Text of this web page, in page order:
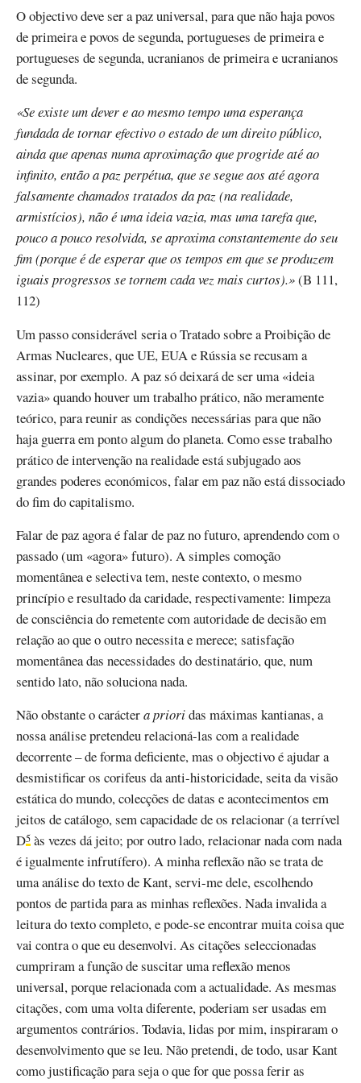
O objectivo deve ser a paz universal, para que não haja povos
de primeira e povos de segunda, portugueses de primeira e
portugueses de segunda, ucranianos de primeira e ucranianos
de segunda.
«Se existe um dever e ao mesmo tempo uma esperança
fundada de tornar efectivo o estado de um direito público,
ainda que apenas numa aproximação que progride até ao
infinito, então a paz perpétua, que se segue aos até agora
falsamente chamados tratados da paz (na realidade,
armistícios), não é uma ideia vazia, mas uma tarefa que,
pouco a pouco resolvida, se aproxima constantemente do seu
fim (porque é de esperar que os tempos em que se produzem
iguais progressos se tornem cada vez mais curtos).»(B 111,
112)
Um passo considerável seria o Tratado sobre a Proibição de
Armas Nucleares, que UE, EUA e Rússia se recusam a
assinar, por exemplo. A paz só deixará de ser uma «ideia
vazia» quando houver um trabalho prático, não meramente
teórico, para reunir as condições necessárias para que não
haja guerra em ponto algum do planeta. Como esse trabalho
prático de intervenção na realidade está subjugado aos
grandes poderes económicos, falar em paz não está dissociado
do fim do capitalismo.
Falar de paz agora é falar de paz no futuro, aprendendo com o
passado (um «agora» futuro). A simples comoção
momentânea e selectiva tem, neste contexto, o mesmo
princípio e resultado da caridade, respectivamente: limpeza
de consciência do remetente com autoridade de decisão em
relação ao que o outro necessita e merece; satisfação
momentânea das necessidades do destinatário, que, num
sentido lato, não soluciona nada.
Não obstante o caráctera prioridas máximas kantianas, a
nossa análise pretendeu relacioná-las com a realidade
decorrente – de forma deficiente, mas o objectivo é ajudar a
desmistificar os corifeus da anti-historicidade, seita da visão
estática do mundo, colecções de datas e acontecimentos em
jeitos de catálogo, sem capacidade de os relacionar (a terrível
D5 às vezes dá jeito; por outro lado, relacionar nada com nada
é igualmente infrutífero). A minha reflexão não se trata de
uma análise do texto de Kant, servi-me dele, escolhendo
pontos de partida para as minhas reflexões. Nada invalida a
leitura do texto completo, e pode-se encontrar muita coisa que
vai contra o que eu desenvolvi. As citações seleccionadas
cumpriram a função de suscitar uma reflexão menos
universal, porque relacionada com a actualidade. As mesmas
citações, com uma volta diferente, poderiam ser usadas em
argumentos contrários. Todavia, lidas por mim, inspiraram o
desenvolvimento que se leu. Não pretendi, de todo, usar Kant
como justificação para seja o que for que possa ferir as